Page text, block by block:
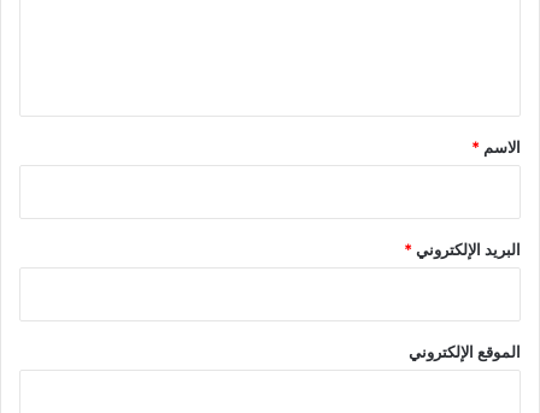
*
الاسم *
البريد الإلكتروني*
الموقع الإلكتروني